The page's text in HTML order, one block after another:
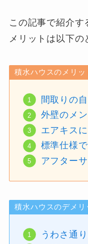
この記事で紹介
メリットは以下の
積水ハウスのメリッ
間取りの
外壁のメ
エアキス
標準仕様
アフター
積水ハウスのデメリ
うわさ通